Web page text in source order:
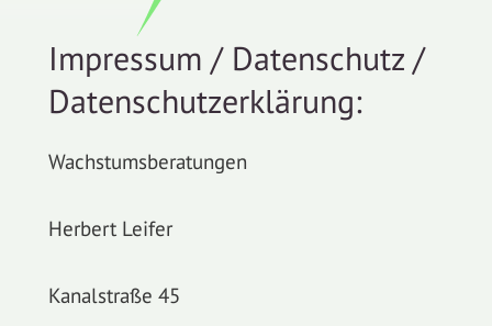
Impressum / Datenschutz /
Datenschutzerklärung:
Wachstumsberatungen
Herbert Leifer
Kanalstraße 45